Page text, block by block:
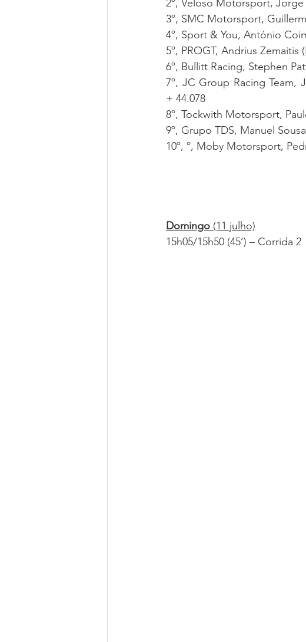
2º, Veloso Motorsport, Jorge
3º, SMC Motorsport,
4º, Sport & You, António
5º, PROGT, Andrius Zemaitis
6º, Bullitt Racing, Stephen
7º, JC Group Racing Team,
+ 44.078
8º, Tockwith Motorsport,
9º, Grupo TDS, Manuel
10º, º, Moby Motorsport,
Domingo (11 julho)
15h05/15h50 (45’) – Corrida 2